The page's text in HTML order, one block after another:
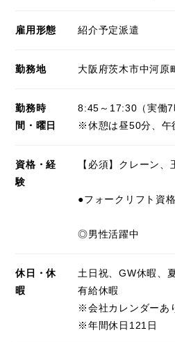
電車やバスの時間を気にせず、
交通費の支給も嬉しいです♪
派遣期間中は週払いがあります。
お気軽にご相談くださいね♪
■■正社員になれるチャンス■■
6か月の派遣期間終業後、
双方合意の上で就業先で正社員に
☆随時、LINEビデオ面接しており
お気軽にお問い合わせください。
経験が浅い方やブランクがある方
雇用形態 紹介予定派遣
勤務地 大阪府茨木市中河原
勤務時
間・曜日
8:45～17:30（実働7
※休憩は昼50分、午
資格・経
験
【必須】クレーン、
●フォークリフト資
◎男性活躍中
休日・休
暇
土日祝、GW休暇、
有給休暇
※会社カレンダーあ
※年間休日121日